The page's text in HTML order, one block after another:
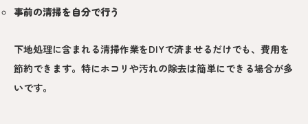
事前の清掃を自分で行う
下地処理に含まれる清掃作業をDIYで済ませるだけでも、費用を
節約できます。特にホコリや汚れの除去は簡単にできる場合が多
いです。